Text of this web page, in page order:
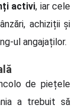
activi, iar cele
achiziții și
ul angajaților.
de piețele
a trebuit să